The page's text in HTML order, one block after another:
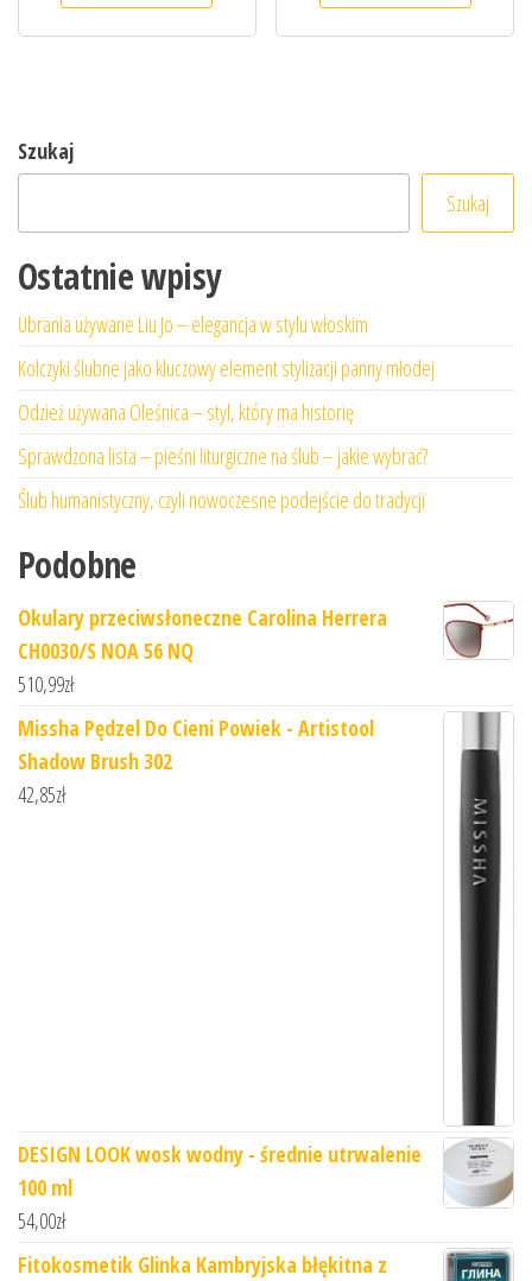
Szukaj
Szukaj
Ostatnie wpisy
Ubrania używane Liu Jo – elegancja w stylu włoskim
Kolczyki ślubne jako kluczowy element stylizacji panny młodej
Odzież używana Oleśnica – styl, który ma historię
Sprawdzona lista – pieśni liturgiczne na ślub – jakie wybrać?
Ślub humanistyczny, czyli nowoczesne podejście do tradycji
Podobne
Okulary przeciwsłoneczne Carolina Herrera
CH0030/S NOA 56 NQ
510,99zł
Missha Pędzel Do Cieni Powiek - Artistool
Shadow Brush 302
42,85zł
DESIGN LOOK wosk wodny - średnie utrwalenie
100 ml
54,00zł
Fitokosmetik Glinka Kambryjska błękitna z